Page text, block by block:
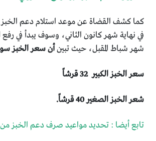
كما كشف القضاة عن موعد استلام دعم الخبز
في نهاية شهر كانون الثاني، وسوف يبدأ في رفع
شهر شباط المقبل، حيث تبينأن سعر الخبز
سعر الخبز الكبير 32 قرشاً
شعر الخبز الصغير 40 قرشاً.
تابع أيضا : تحديد مواعيد صرف دعم الخبز